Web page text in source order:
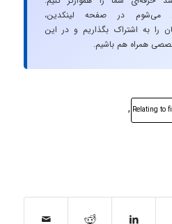
می‌شوم در صفحه لینکدین،
را به اشتراک بگذاریم و در این
همراه هم باشیم.
Relating to
,